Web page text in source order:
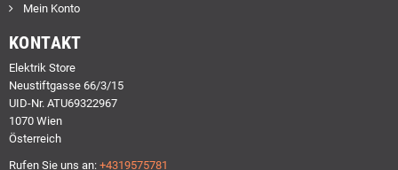
Mein Konto
KONTAKT
Elektrik Store
Neustiftgasse 66/3/15
UID-Nr. ATU69322967
1070 Wien
Österreich
Rufen Sie uns an: +4319575781